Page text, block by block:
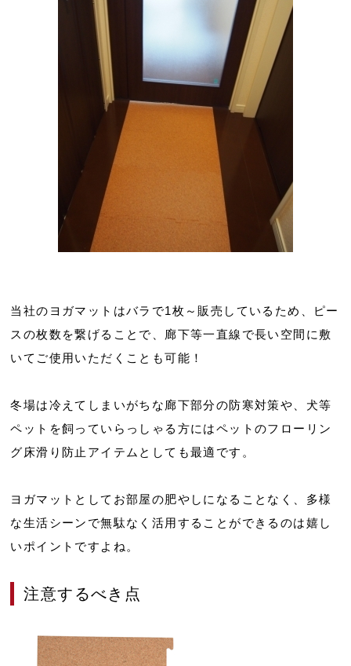
当社のヨガマットはバラで1枚～販売しているため、ピー
スの枚数を繋げることで、廊下等一直線で長い空間に敷
いてご使用いただくことも可能！
冬場は冷えてしまいがちな廊下部分の防寒対策や、犬等
ペットを飼っていらっしゃる方にはペットのフローリン
グ床滑り防止アイテムとしても最適です。
ヨガマットとしてお部屋の肥やしになることなく、多様
な生活シーンで無駄なく活用することができるのは嬉し
いポイントですよね。
注意するべき点